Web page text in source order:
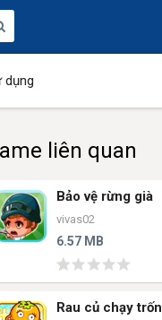
dụng
liên quan
Bảo vệ rừng già
vivas02
6.57 MB
Rau củ chạy trốn